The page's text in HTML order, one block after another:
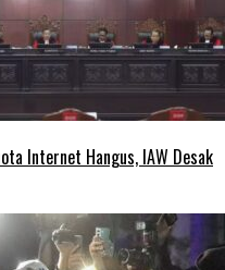
Internet Hangus, IAW Desak